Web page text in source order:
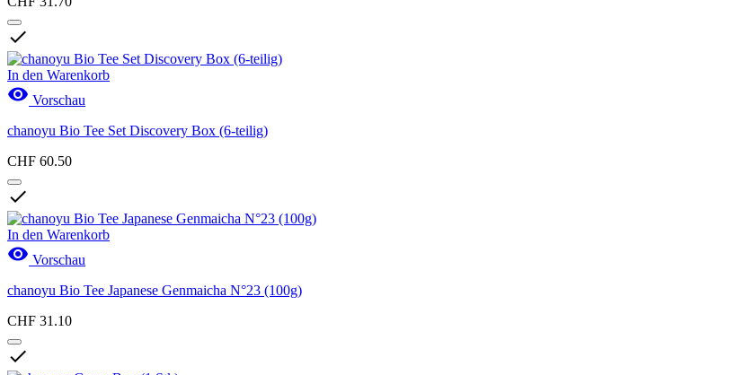

In den Warenkorb
 Vorschau
chanoyu Bio Tee Set Discovery Box (6-teilig)
CHF 60.50

In den Warenkorb
 Vorschau
chanoyu Bio Tee Japanese Genmaicha N°23 (100g)
CHF 31.10
